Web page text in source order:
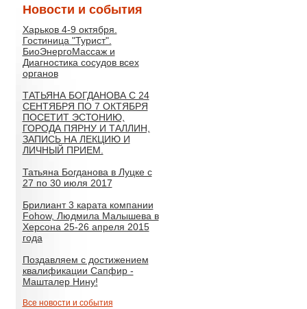
Новости и события
Харьков 4-9 октября.
Гостиница "Турист".
БиоЭнергоМассаж и
Диагностика сосудов всех
органов
ТАТЬЯНА БОГДАНОВА С 24
СЕНТЯБРЯ ПО 7 ОКТЯБРЯ
ПОСЕТИТ ЭСТОНИЮ,
ГОРОДА ПЯРНУ И ТАЛЛИН,
ЗАПИСЬ НА ЛЕКЦИЮ И
ЛИЧНЫЙ ПРИЕМ.
Татьяна Богданова в Луцке с
27 по 30 июля 2017
Брилиант 3 карата компании
Fohow, Людмила Малышева в
Херсона 25-26 апреля 2015
года
Поздавляем с достижением
квалификации Сапфир -
Машталер Нину!
Все новости и события